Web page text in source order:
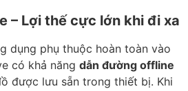
– Lợi thế cực lớn khi đi xa
dụng phụ thuộc hoàn toàn vào
có khả năng dẫn đường offline
được lưu sẵn trong thiết bị. Khi